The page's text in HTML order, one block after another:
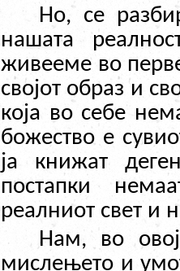
Но, се
нашата
живееме во
својот образ и
која во себе
божество е
ја книжат
постапки
реалниот свет и
Нам, во
мислењето и